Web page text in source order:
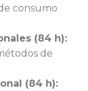
consumo
(84 h):
de
(84 h):